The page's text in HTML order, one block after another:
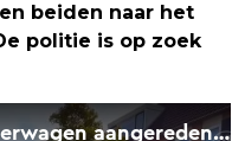
beiden naar het
politie is op zoek